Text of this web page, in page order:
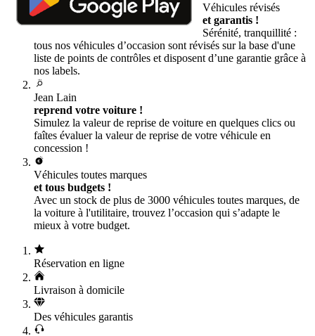
Véhicules révisés
et garantis !
Sérénité, tranquillité :
tous nos véhicules d’occasion sont révisés sur la base d'une
liste de points de contrôles et disposent d’une garantie grâce à
nos labels.
Jean Lain
reprend votre voiture !
Simulez la valeur de reprise de voiture en quelques clics ou
faîtes évaluer la valeur de reprise de votre véhicule en
concession !
Véhicules toutes marques
et tous budgets !
Avec un stock de plus de 3000 véhicules toutes marques, de
la voiture à l'utilitaire, trouvez l’occasion qui s’adapte le
mieux à votre budget.
Réservation en ligne
Livraison à domicile
Des véhicules garantis